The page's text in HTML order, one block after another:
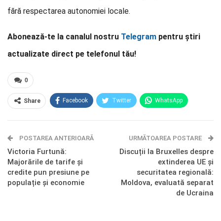
fără respectarea autonomiei locale.
Abonează-te la canalul nostru Telegram pentru știri
actualizate direct pe telefonul tău!
0
Share Facebook Twitter WhatsApp
Telegram OK.ru
POSTAREA ANTERIOARĂ
Victoria Furtună:
Majorările de tarife și
credite pun presiune pe
populație și economie
URMĂTOAREA POSTARE
Discuții la Bruxelles despre
extinderea UE și
securitatea regională:
Moldova, evaluată separat
de Ucraina